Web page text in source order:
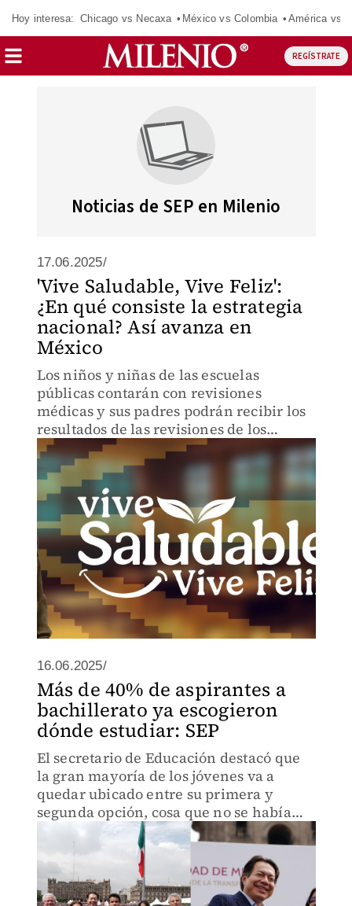
Hoy interesa: Chicago vs Necaxa México vs Colombia América vs
REGÍSTRATE
Noticias de SEP en Milenio
17.06.2025/
'Vive Saludable, Vive Feliz':
¿En qué consiste la estrategia
nacional? Así avanza en
México
Los niños y niñas de las escuelas
públicas contarán con revisiones
médicas y sus padres podrán recibir los
resultados de las revisiones de los
menores
16.06.2025/
Más de 40% de aspirantes a
bachillerato ya escogieron
dónde estudiar: SEP
El secretario de Educación destacó que
la gran mayoría de los jóvenes va a
quedar ubicado entre su primera y
segunda opción, cosa que no se había
logrado antes.